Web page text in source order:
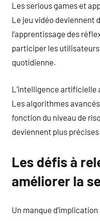
Les serious games et
Le jeu vidéo deviennent
l’apprentissage des
participer les
quotidienne.
L’intelligence artificielle
Les algorithmes
fonction du niveau de
deviennent plus
Les défis à
améliorer la
Un manque